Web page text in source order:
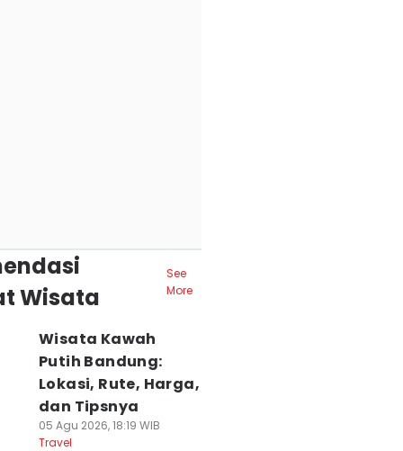
Wisata
See
More
Wisata Kawah
Putih Bandung:
Lokasi, Rute, Harga,
dan Tipsnya
05 Agu 2026, 18:19 WIB
Travel